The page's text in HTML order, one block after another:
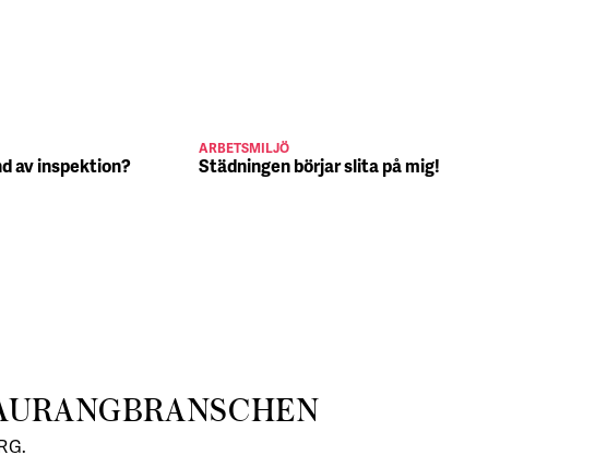
av inspektion?
ARBETSMILJÖ
Städningen börjar slita på mig!